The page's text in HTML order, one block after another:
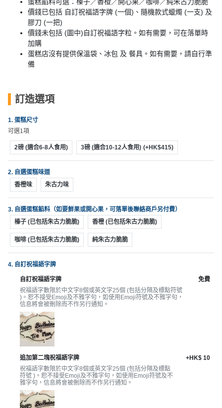
物
場
品
即
食
即
煮
系
列
聚
會
及
拍
拖
廳
場
地
新
奇
玩
樂
活
禮
活
侶
願
價錢已包括 自訂祝福語字牌 (一個)、隨機款式蠟燭 (一支) 及
膠刀 (一把)
價錢未包括 (圖中)自訂祝福語字粒。如有需要，可在落單時
加購
蛋糕店沒有提供保溫袋、冰包 及 餐具。如有需要，請自行準
備
訂造選項
1. 蛋糕尺寸
可選1項
2磅 (適合6-8人食用) 3磅 (適合10-12人食用) (+HK$415)
2. 自選蛋糕味道
香橙味
朱古力味
3. 自選蛋糕餡料（如要鮮果或開心果，可落單後聯絡商戶另付費）
榛子 (已包括朱古力脆脆)
香橙 (已包括朱古力脆脆)
咖啡 (已包括朱古力脆脆) 純朱古力脆脆
4. 自訂祝福語字牌
自訂祝福語字牌
祝福語字數限於中文字8個或英文字25個 (包括分隔及標點符號
)。恕不接受Emoji及不雅字句，如使用Emoji符號及不雅字句，
信息將會被刪除而不作另行通知。
免費
追加第二塊祝福語字牌
祝福語字數限於中文字8個或英文字25個 (包括分隔及標點
符號 )。恕不接受Emoji及不雅字句，如使用Emoji符號及不
雅字句，信息將會被刪除而不作另行通知。
+HK$ 10